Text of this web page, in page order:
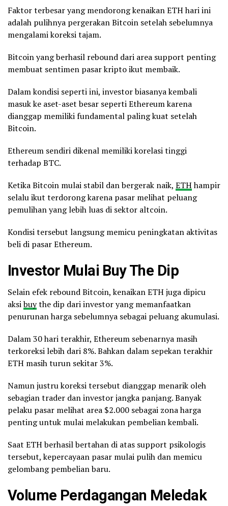
Faktor terbesar yang mendorong kenaikan ETH hari ini
adalah pulihnya pergerakan Bitcoin setelah sebelumnya
mengalami koreksi tajam.
Bitcoin yang berhasil rebound dari area support penting
membuat sentimen pasar kripto ikut membaik.
Dalam kondisi seperti ini, investor biasanya kembali
masuk ke aset-aset besar seperti Ethereum karena
dianggap memiliki fundamental paling kuat setelah
Bitcoin.
Ethereum sendiri dikenal memiliki korelasi tinggi
terhadap BTC.
Ketika Bitcoin mulai stabil dan bergerak naik, ETHhampir
selalu ikut terdorong karena pasar melihat peluang
pemulihan yang lebih luas di sektor altcoin.
Kondisi tersebut langsung memicu peningkatan aktivitas
beli di pasar Ethereum.
Investor Mulai Buy The Dip
Selain efek rebound Bitcoin, kenaikan ETH juga dipicu
aksibuythe dip dari investor yang memanfaatkan
penurunan harga sebelumnya sebagai peluang akumulasi.
Dalam 30 hari terakhir, Ethereum sebenarnya masih
terkoreksi lebih dari 8%. Bahkan dalam sepekan terakhir
ETH masih turun sekitar 3%.
Namun justru koreksi tersebut dianggap menarik oleh
sebagian trader dan investor jangka panjang. Banyak
pelaku pasar melihat area $2.000 sebagai zona harga
penting untuk mulai melakukan pembelian kembali.
Saat ETH berhasil bertahan di atas support psikologis
tersebut, kepercayaan pasar mulai pulih dan memicu
gelombang pembelian baru.
Volume Perdagangan Meledak